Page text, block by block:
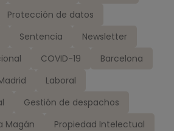
Protección de datos
Sentencia
Newsletter
COVID-19
Barcelona
Laboral
Gestión de despachos
Magán Propiedad Intelectual